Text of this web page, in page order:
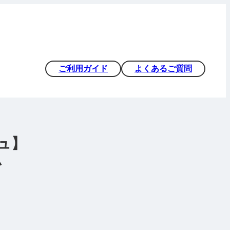
ご利用ガイド よくあるご質問
】